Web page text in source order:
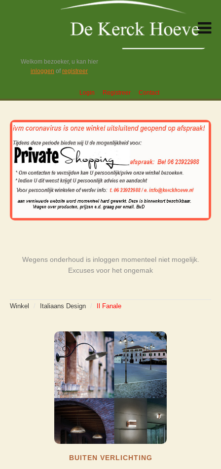
Welkom bezoeker, u kan hier
inloggen ofregistreer
Login Registreer Contact
Wegens onderhoud is inloggen momenteel niet mogelijk.
Excuses voor het ongemak
Winkel Italiaans Design Il Fanale
BUITEN VERLICHTING